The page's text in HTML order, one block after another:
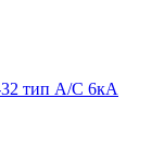
тип А/С 6кА